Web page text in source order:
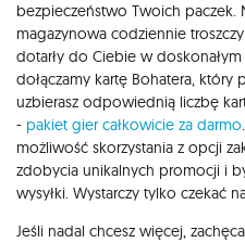
bezpieczeństwo Twoich paczek.
magazynowa codziennie
dotarły do Ciebie w
dołączamy kartę Bohatera, który
uzbierasz odpowiednią liczbę
- pakiet gier całkowicie za darmo
możliwość skorzystania z opcji
zdobycia unikalnych promocji i
wysyłki. Wystarczy tylko czekać
Jeśli nadal chcesz więcej,